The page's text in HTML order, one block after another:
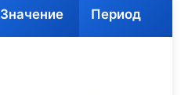
Значение Период